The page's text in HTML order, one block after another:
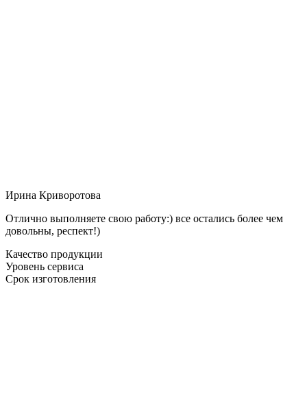
Ирина Криворотова
Отлично выполняете свою работу:) все остались более чем
довольны, респект!)
Качество продукции
Уровень сервиса
Срок изготовления